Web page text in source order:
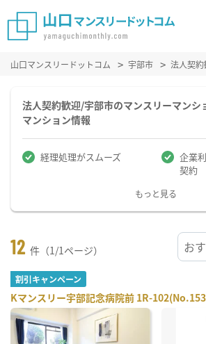
山口マンスリードットコム 宇部市 法人契
法人契約歓迎/宇部市のマンスリーマンシ
マンション情報
経理処理がスムーズ
企業
契約
もっと見る
12 件（1/1ページ）
割引キャンペーン
Kマンスリー宇部記念病院前 1R-